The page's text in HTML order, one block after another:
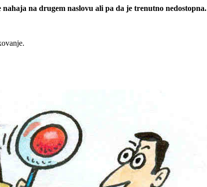
na drugem naslovu ali pa da je trenutno nedostopna.